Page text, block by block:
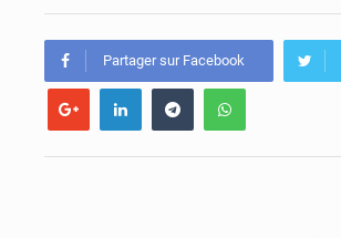
Partager sur Facebook